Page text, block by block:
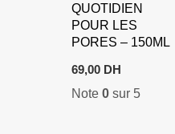
QUOTIDIEN
POUR LES
PORES – 150ML
69,00 DH
Note 0sur 5